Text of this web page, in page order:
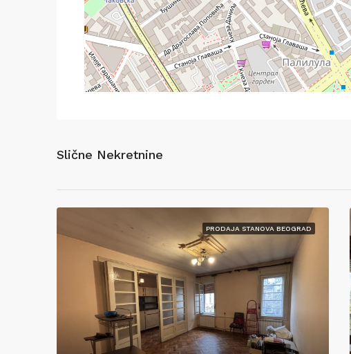
Slične Nekretnine
PRODAJA STANOVA BEOGRAD